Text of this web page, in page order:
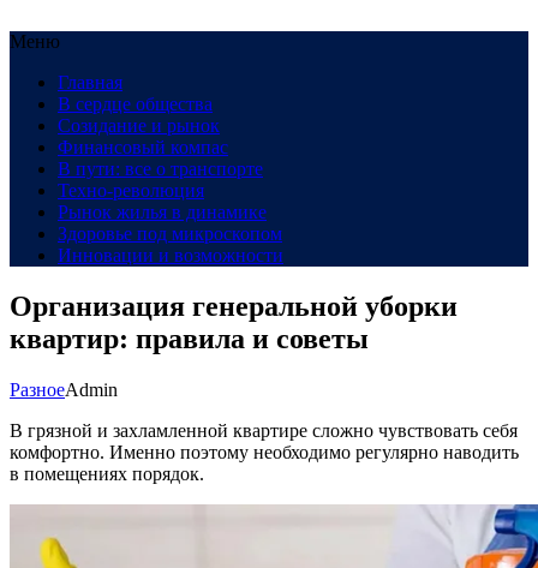
Меню
Главная
В сердце общества
Созидание и рынок
Финансовый компас
В пути: все о транспорте
Техно-революция
Рынок жилья в динамике
Здоровье под микроскопом
Инновации и возможности
Организация генеральной уборки
квартир: правила и советы
РазноеAdmin
В грязной и захламленной квартире сложно чувствовать себя
комфортно. Именно поэтому необходимо регулярно наводить
в помещениях порядок.